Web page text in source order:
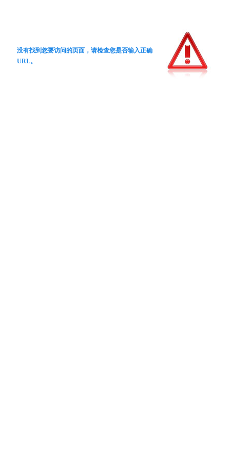
没有找到您要访问的页面，请检查您是否输入正确
URL。